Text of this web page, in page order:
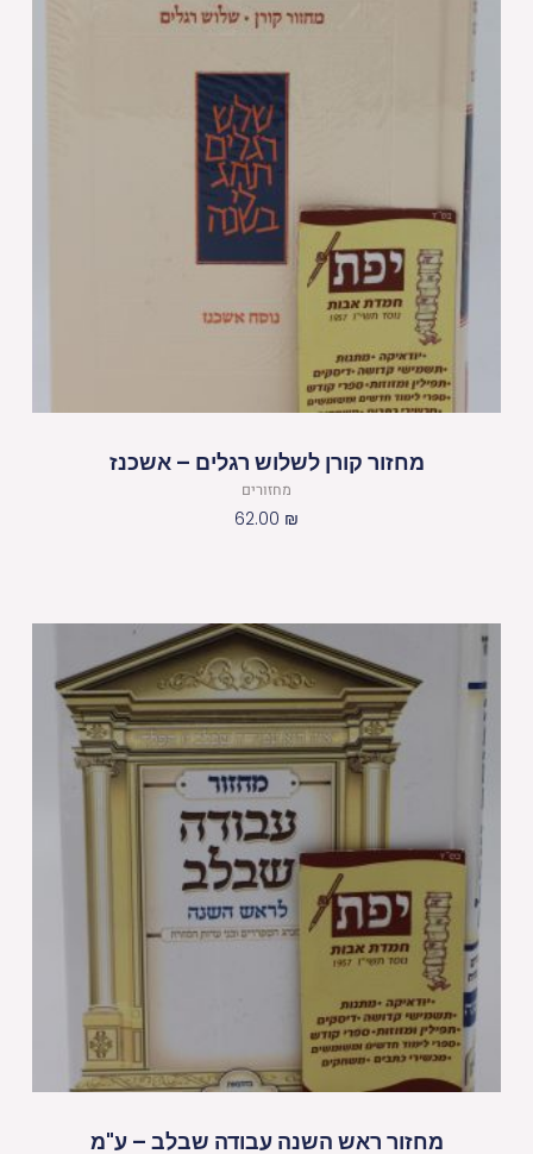
מחזור קורן לשלוש רגלים – אשכנז
מחזורים
62.00 ₪
מחזור ראש השנה עבודה שבלב – ע"מ